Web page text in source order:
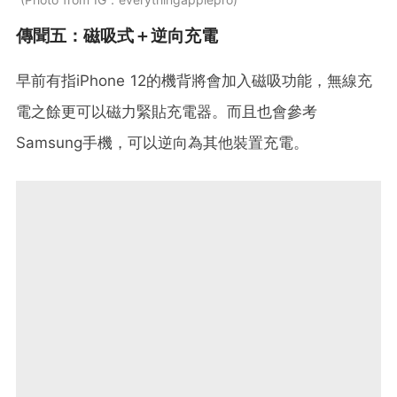
傳聞五：磁吸式＋逆向充電
早前有指iPhone 12的機背將會加入磁吸功能，無線充
電之餘更可以磁力緊貼充電器。而且也會參考
Samsung手機，可以逆向為其他裝置充電。